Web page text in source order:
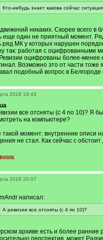
[
q
Кто-нибудь знает какова сейчас
[
]
никаких. Скорее всего в
еще один не приятный момент.
ряд МК у которых нарушен
так: работая с оцифрованными
оцифрованы более-менее
Возможно это от части тоже
подобный вопрос в Белгороде
2018 19:43
все отсняты (с 4 по 10)? Я
на компьютере?
такой момент: внутренние описи
не стал. Как сейчас с
2018 20:07
написал:
[
q
А ревизии все отсняты (с 4 по 10)?
[
]
архиве есть и более ранние
перспектив, может